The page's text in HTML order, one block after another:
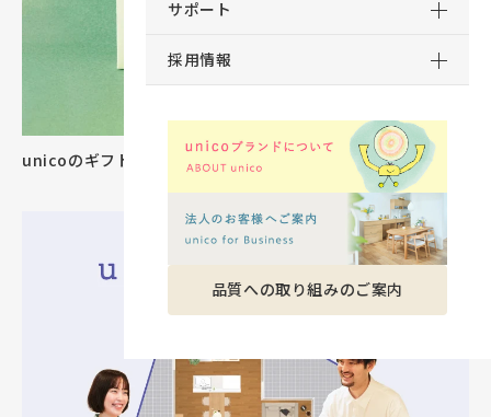
サポート
採用情報
品質への取り組みのご案内
unicoのギフトカタログができました